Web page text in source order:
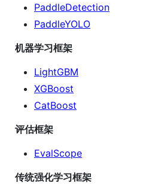
PaddleDetection
PaddleYOLO
机器学习框架
LightGBM
XGBoost
CatBoost
评估框架
EvalScope
传统强化学习框架